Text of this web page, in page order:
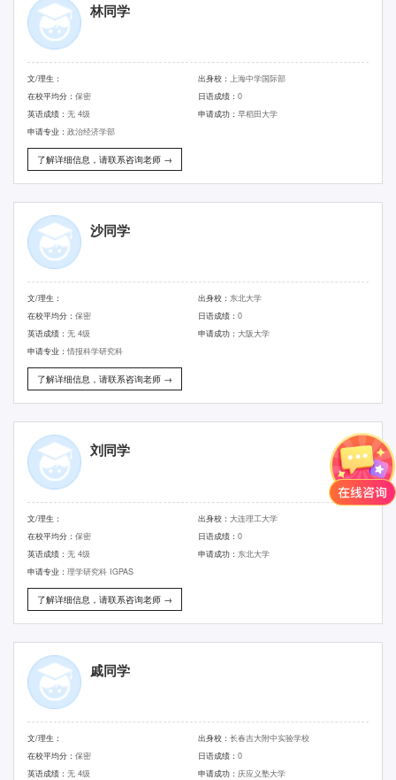
林同学
文/理生： 出身校： 上海中学国际部
在校平均分： 保密 日语成绩： 0
英语成绩： 无 4级 申请成功： 早稻田大学
申请专业： 政治经济学部
了解详细信息，请联系咨询老师 →
沙同学
文/理生： 出身校： 东北大学
在校平均分： 保密 日语成绩： 0
英语成绩： 无 4级 申请成功： 大阪大学
申请专业： 情报科学研究科
了解详细信息，请联系咨询老师 →
刘同学
文/理生： 出身校： 大连理工大学
在校平均分： 保密 日语成绩： 0
英语成绩： 无 4级 申请成功： 东北大学
申请专业： 理学研究科 IGPAS
了解详细信息，请联系咨询老师 →
戚同学
文/理生： 出身校： 长春吉大附中实验学校
在校平均分： 保密 日语成绩： 0
英语成绩： 无 4级 申请成功： 庆应义塾大学